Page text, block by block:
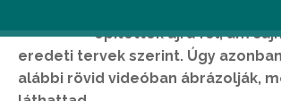
építették újra fel, ám
eredeti tervek szerint. Úgy
alábbi rövid videóban ábrázolják,